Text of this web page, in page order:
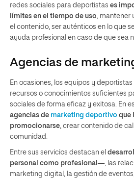
redes sociales para deportistas es
límites en el tiempo de uso ,
el contenido, ser auténticos en lo que
ayuda profesional en caso de que sea
Agencias de
En ocasiones, los equipos y
recursos o conocimientos suficientes
sociales de forma eficaz y exitosa. En
agencias de marketing deportivo que
promocionarse , crear contenido de
comunidad.
Entre sus servicios destacan el
personal como profesional— , las
marketing digital, la gestión de